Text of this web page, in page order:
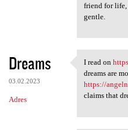
friend for life,
gentle.
Dreams
03.02.2023
Adres
I read on
I read on
dreams are
https://
claims that